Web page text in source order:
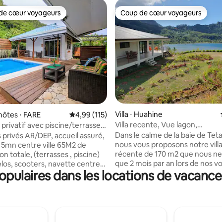
base de 205 commentaires : 4,99 sur 5
cœur voyageurs les plus appréciés
cœur voyageurs
⋅ FARE Évaluation moyenne sur la base de 115
4,99 (115)
avec piscine/terrasses
AR/DEP, accueil assuré,
centre ville 65M2 de
totale, (terrasses , piscine)
scooters, navette centre
portail automatisé, garez
en sécurité, serons à
Coup de cœur voyageurs
Coup de cœur voyageurs
Villa ⋅ Huahine
Villa recente, Vue lagon,
AC/Moustiquaire, calme
Dans le calme de la baie de
nous vous proposons notre
récente de 170 m2 que nous ne louons
que 2 mois par an lors de nos
Villa au standard occidental,
vue plongeante sur la baie, son
entièrement climatisée et
dans les locations de